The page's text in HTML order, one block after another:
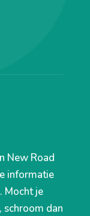
New Road
informatie
Mocht je
schroom dan